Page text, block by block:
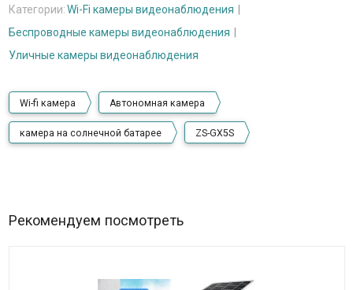
Категории:Wi-Fi камеры видеонаблюдения
Беспроводные камеры видеонаблюдения
Уличные камеры видеонаблюдения
Wi-fi камера Автономная камера
камера на солнечной батарее ZS-GX5S
Рекомендуем посмотреть